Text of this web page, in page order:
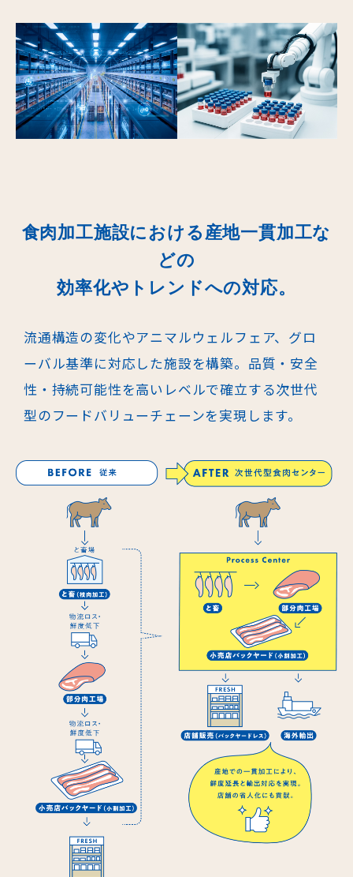
食肉加工施設における産地一貫加工な
どの
効率化やトレンドへの対応。
流通構造の変化やアニマルウェルフェア、グロ
ーバル基準に対応した施設を構築。品質・安全
性・持続可能性を高いレベルで確立する次世代
型のフードバ リューチェーンを実現します。